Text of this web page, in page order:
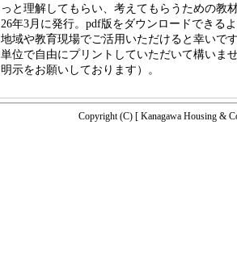
っと理解してもらい、考えてもらうための教
26年3月に発行。pdf版をダウンロードできる
地域や教育現場でご活用いただけると幸いで
単位で自由にプリントしていただいて構いま
明示をお願いしております）。
Copyright (C) [ Kanagawa Housing &